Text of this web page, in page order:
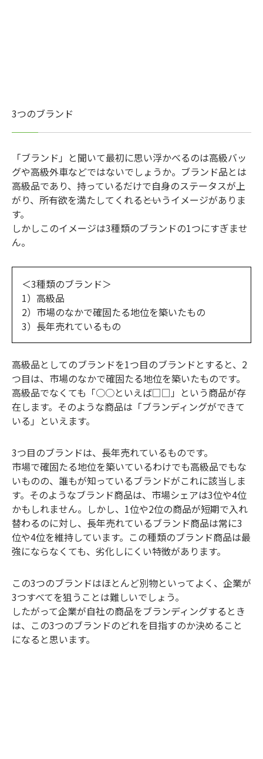
3つのブランド
「ブランド」と聞いて最初に思い浮かべるのは高級バッ
グや高級外車などではないでしょうか。ブランド品とは
高級品であり、持っているだけで自身のステータスが上
がり、所有欲を満たしてくれる――というイメージがありま
す。
しかしこのイメージは3種類のブランドの1つにすぎませ
ん。
＜3種類のブランド＞
1）高級品
2）市場のなかで確固たる地位を築いたもの
3）長年売れているもの
高級品としてのブランドを1つ目のブランドとすると、2
つ目は、市場のなかで確固たる地位を築いたものです。
高級品でなくても「○○といえば□□」という商品が存
在します。そのような商品は「ブランディングができて
いる」といえます。
3つ目のブランドは、長年売れているものです。
市場で確固たる地位を築いているわけでも高級品でもな
いものの、誰もが知っているブランドがこれに該当しま
す。そのようなブランド商品は、市場シェアは3位や4位
かもしれません。しかし、1位や2位の商品が短期で入れ
替わるのに対し、長年売れているブランド商品は常に3
位や4位を維持しています。この種類のブランド商品は最
強にならなくても、劣化しにくい特徴があります。
この3つのブランドはほとんど別物といってよく、企業が
3つすべてを狙うことは難しいでしょう。
したがって企業が自社の商品をブランディングするとき
は、この3つのブランドのどれを目指すのか決めること
になると思います。